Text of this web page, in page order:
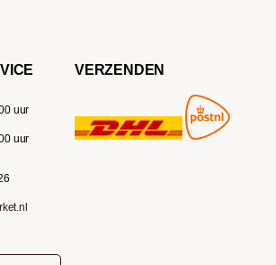
uur
uur
VERZENDEN